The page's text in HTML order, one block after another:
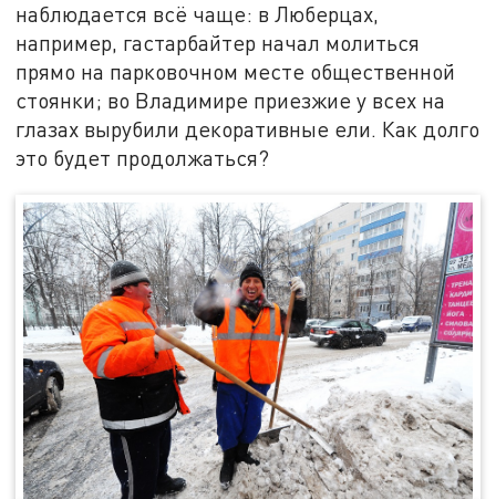
наблюдается всё чаще: в Люберцах,
например, гастарбайтер начал молиться
прямо на парковочном месте общественной
стоянки; во Владимире приезжие у всех на
глазах вырубили декоративные ели. Как долго
это будет продолжаться?